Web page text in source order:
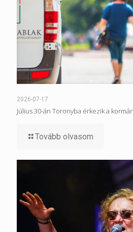
2026-07-17
Július 30-án Toronyba érkezik a
Tovább olvasom